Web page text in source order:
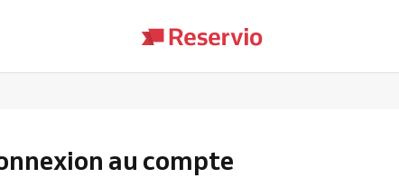
au compte